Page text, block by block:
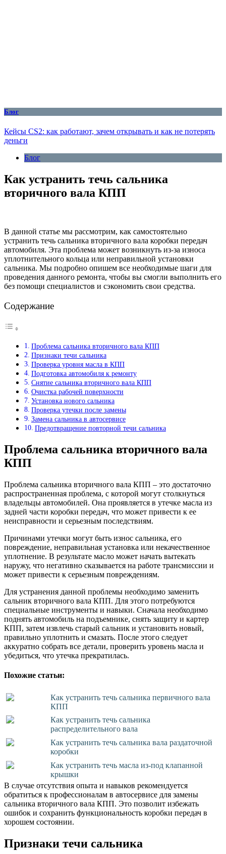
Блог
Кейсы CS2: как работают, зачем открывать и как не потерять
деньги
Блог
Как устранить течь сальника
вторичного вала КПП
В данной статье мы рассмотрим, как самостоятельно
устранить течь сальника вторичного вала коробки передач
автомобиля. Эта проблема может возникнуть из-за износа
уплотнительного кольца или неправильной установки
сальника. Мы подробно опишем все необходимые шаги для
проведения данного ремонта, чтобы вы смогли выполнить его
без помощи специалистов и сэкономить свои средства.
Содержание
Проблема сальника вторичного вала КПП
Признаки течи сальника
Проверка уровня масла в КПП
Подготовка автомобиля к ремонту
Снятие сальника вторичного вала КПП
Очистка рабочей поверхности
Установка нового сальника
Проверка утечки после замены
Замена сальника в автосервисе
Предотвращение повторной течи сальника
Проблема сальника вторичного вала
КПП
Проблема сальника вторичного вала КПП – это достаточно
распространенная проблема, с которой могут столкнуться
владельцы автомобилей. Она проявляется в утечке масла из
задней части коробки передач, что может привести к ее
неисправности и серьезным последствиям.
Причинами утечки могут быть износ сальника, его
повреждение, неправильная установка или некачественное
уплотнение. В результате масло может начать вытекать
наружу, что негативно сказывается на работе трансмиссии и
может привести к серьезным повреждениям.
Для устранения данной проблемы необходимо заменить
сальник вторичного вала КПП. Для этого потребуются
специальные инструменты и навыки. Сначала необходимо
поднять автомобиль на подъемнике, снять защиту и картер
КПП, затем извлечь старый сальник и установить новый,
правильно уплотнить и смазать. После этого следует
аккуратно собрать все детали, проверить уровень масла и
убедиться, что утечка прекратилась.
Похожие статьи:
Как устранить течь сальника первичного вала
КПП
Как устранить течь сальника
распределительного вала
Как устранить течь сальника вала раздаточной
коробки
Как устранить течь масла из-под клапанной
крышки
В случае отсутствия опыта и навыков рекомендуется
обратиться к профессионалам в автосервисе для замены
сальника вторичного вала КПП. Это позволит избежать
ошибок и сохранить функциональность коробки передач в
хорошем состоянии.
Признаки течи сальника